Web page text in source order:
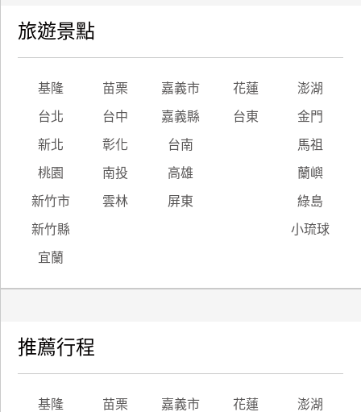
旅遊景點
基隆 苗栗 嘉義市 花蓮 澎湖
台北 台中 嘉義縣 台東 金門
新北 彰化 台南 馬祖
桃園 南投 高雄 蘭嶼
新竹市 雲林 屏東 綠島
新竹縣 小琉球
宜蘭
推薦行程
基隆 苗栗 嘉義市 花蓮 澎湖